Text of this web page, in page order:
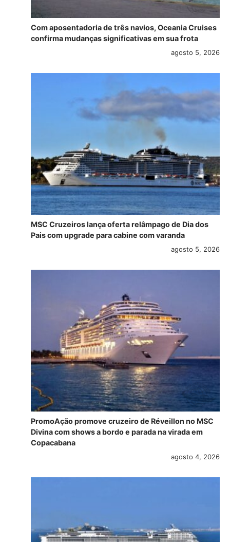
Com aposentadoria de três navios, Oceania Cruises
confirma mudanças significativas em sua frota
agosto 5, 2026
MSC Cruzeiros lança oferta relâmpago de Dia dos
Pais com upgrade para cabine com varanda
agosto 5, 2026
PromoAção promove cruzeiro de Réveillon no MSC
Divina com shows a bordo e parada na virada em
Copacabana
agosto 4, 2026